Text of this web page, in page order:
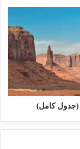
(جدول کامل)